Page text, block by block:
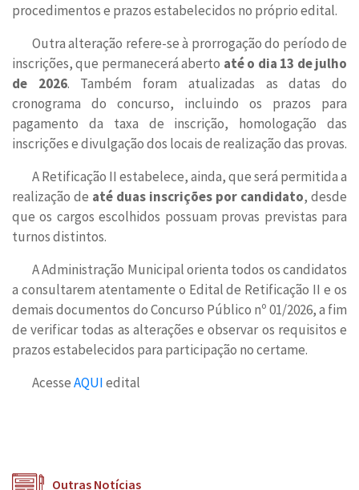
procedimentos e prazos estabelecidos no próprio edital.
Outra alteração refere-se à prorrogação do período de
inscrições, que permanecerá aberto até o dia 13 de julho
de 2026. Também foram atualizadas as datas do
cronograma do concurso, incluindo os prazos para
pagamento da taxa de inscrição, homologação das
inscrições e divulgação dos locais de realização das provas.
A Retificação II estabelece, ainda, que será permitida a
realização de até duas inscrições por candidato, desde
que os cargos escolhidos possuam provas previstas para
turnos distintos.
A Administração Municipal orienta todos os candidatos
a consultarem atentamente o Edital de Retificação II e os
demais documentos do Concurso Público nº 01/2026, a fim
de verificar todas as alterações e observar os requisitos e
prazos estabelecidos para participação no certame.
AcesseAQUIedital
Outras Notícias